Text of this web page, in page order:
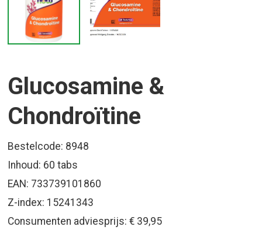
Glucosamine &
Chondroïtine
Bestelcode: 8948
Inhoud: 60 tabs
EAN: 733739101860
Z-index: 15241343
Consumenten adviesprijs: € 39,95